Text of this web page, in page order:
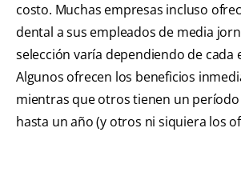
costo. Muchas empresas incluso
dental a sus empleados de media
selección varía dependiendo de cada
Algunos ofrecen los beneficios
mientras que otros tienen un
hasta un año (y otros ni siquiera los